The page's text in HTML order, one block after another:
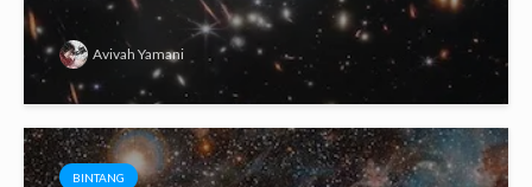
Avivah Yamani
BINTANG